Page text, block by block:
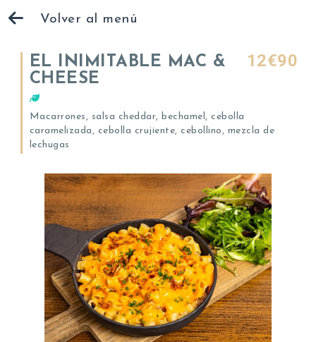
Volver al menú
EL INIMITABLE MAC &
CHEESE
12€90
Macarrones, salsa cheddar, bechamel, cebolla
caramelizada, cebolla crujiente, cebollino, mezcla de
lechugas